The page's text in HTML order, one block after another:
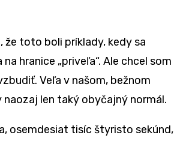
že toto boli príklady, kedy sa
na hranice „priveľa“. Ale chcel som
Veľa v našom, bežnom
naozaj len taký obyčajný normál.
osemdesiat tisíc štyristo sekúnd,